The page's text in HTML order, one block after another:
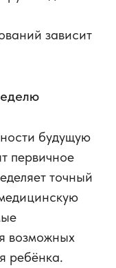
зависит
будущую
первичное
точный
возможных
ребёнка.